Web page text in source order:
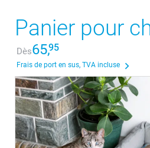
Panier pour
Dès65,95
Frais de port en sus, TVA incluse